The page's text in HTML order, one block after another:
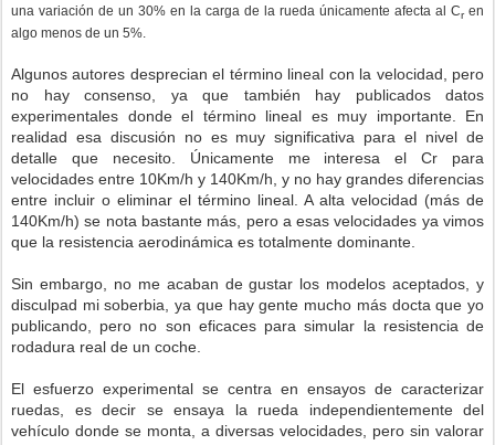
una variación de un 30% en la carga de la rueda únicamente afecta al Cren
algo menos de un 5%.
Algunos autores desprecian el término lineal con la velocidad, pero
no hay consenso, ya que también hay publicados datos
experimentales donde el término lineal es muy importante. En
realidad esa discusión no es muy significativa para el nivel de
detalle que necesito. Únicamente me interesa el Cr para
velocidades entre 10Km/h y 140Km/h, y no hay grandes diferencias
entre incluir o eliminar el término lineal. A alta velocidad (más de
140Km/h) se nota bastante más, pero a esas velocidades ya vimos
que la resistencia aerodinámica es totalmente dominante.
Sin embargo, no me acaban de gustar los modelos aceptados, y
disculpad mi soberbia, ya que hay gente mucho más docta que yo
publicando, pero no son eficaces para simular la resistencia de
rodadura real de un coche.
El esfuerzo experimental se centra en ensayos de caracterizar
ruedas, es decir se ensaya la rueda independientemente del
vehículo donde se monta, a diversas velocidades, pero sin valorar